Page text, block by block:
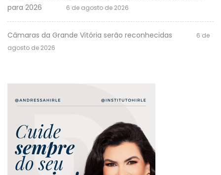
para 2026
6 de agosto de 2026
Câmaras da Grande Vitória serão reconhecidas
6 de
agosto de 2026